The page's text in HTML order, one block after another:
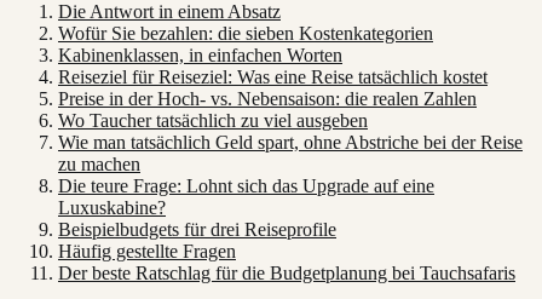
Die Antwort in einem Absatz
Wofür Sie bezahlen: die sieben Kostenkategorien
Kabinenklassen, in einfachen Worten
Reiseziel für Reiseziel: Was eine Reise tatsächlich kostet
Preise in der Hoch- vs. Nebensaison: die realen Zahlen
Wo Taucher tatsächlich zu viel ausgeben
Wie man tatsächlich Geld spart, ohne Abstriche bei der Reise
zu machen
Die teure Frage: Lohnt sich das Upgrade auf eine
Luxuskabine?
Beispielbudgets für drei Reiseprofile
Häufig gestellte Fragen
Der beste Ratschlag für die Budgetplanung bei Tauchsafaris